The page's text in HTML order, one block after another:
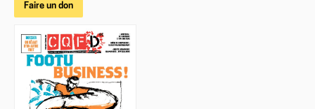
Faire un don